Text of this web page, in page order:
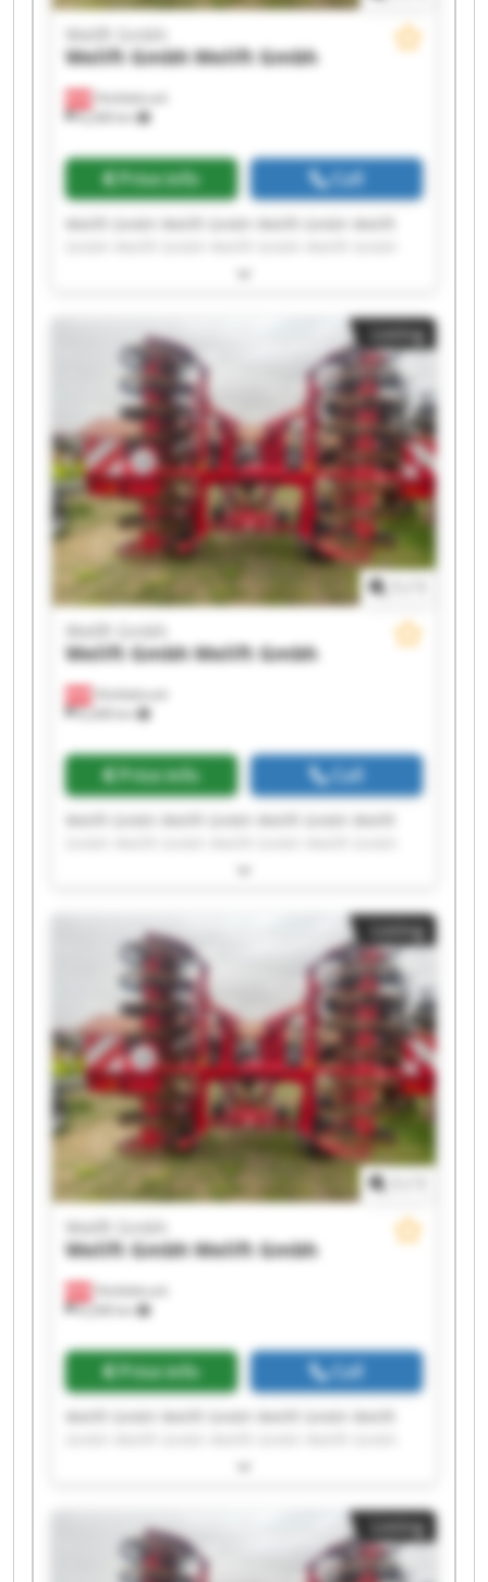
Vöcklabruck
8,268 km
Welift Gmbh
Welift GmbhWelift Gmbh
Price info Call
Welift Gmbh Welift Gmbh Welift Gmbh Welift
Welift Gmbh Welift Gmbh Welift Gmbh Welift
Welift Gmbh Welift Gmbh Welift Gmbh Welift
Gmbh Welift Gmbh Welift Gmbh
Listing
Vöcklabruck
8,268 km
Welift Gmbh
Welift GmbhWelift Gmbh
Price info Call
Welift Gmbh Welift Gmbh Welift Gmbh Welift
Welift Gmbh Welift Gmbh Welift Gmbh Welift
Welift Gmbh Welift Gmbh Welift Gmbh Welift
Gmbh Welift Gmbh Welift Gmbh
Listing
Vöcklabruck
8,268 km
Welift Gmbh
Welift GmbhWelift Gmbh
Price info Call
Welift Gmbh Welift Gmbh Welift Gmbh Welift
Welift Gmbh Welift Gmbh Welift Gmbh Welift
Welift Gmbh Welift Gmbh Welift Gmbh Welift
Gmbh Welift Gmbh Welift Gmbh
Listing